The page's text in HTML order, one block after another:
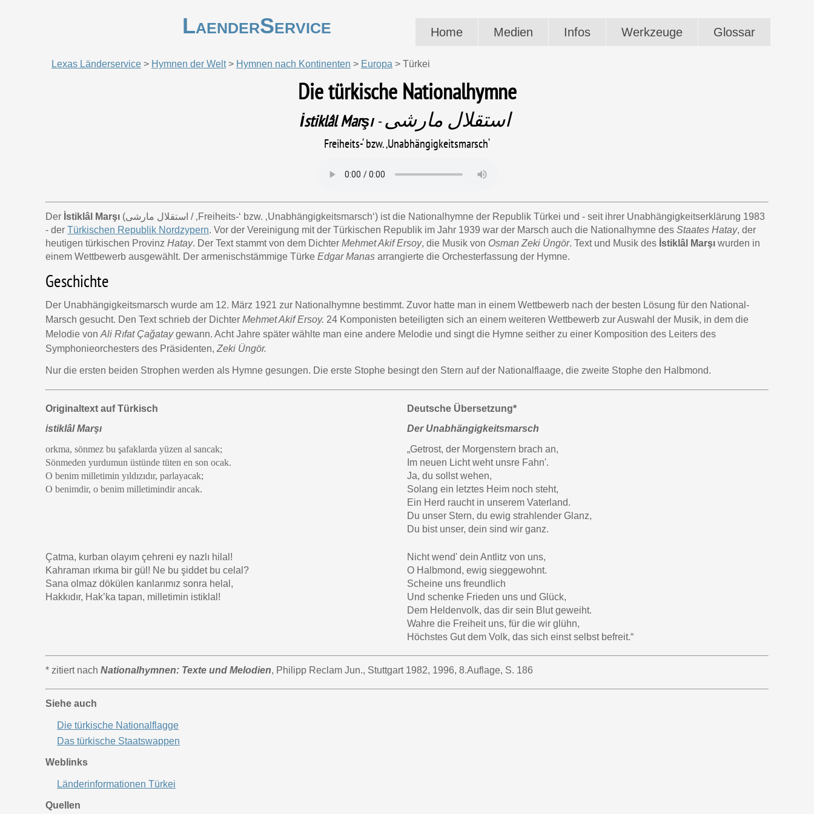
LaenderService Home Medien Infos Werkzeuge Glossar
Lexas Länderservice > Hymnen der Welt> Hymnen nach Kontinenten > Europa > Türkei
Die türkische Nationalhymne
İstiklâl Marşı استقلال مارشی‎
Freiheits-‘ bzw. ‚Unabhängigkeitsmarsch‘
Der İstiklâl Marşı استقلال مارشی ‎ / ‚Freiheits-‘ bzw. ‚Unabhängigkeitsmarsch‘) ist die Nationalhymne der Republik Türkei und - seit ihrer Unabhängigkeitserklärung 1983
- der Türkischen Republik Nordzypern. Vor der Vereinigung mit der Türkischen Republik im Jahr 1939 war der Marsch auch die Nationalhymne des Staates Hatay, der
heutigen türkischen Provinz Hatay. Der Text stammt von dem Dichter Mehmet Akif Ersoy, die Musik von Osman Zeki Üngör. Text und Musik des İstiklâl Marşı wurden in
einem Wettbewerb ausgewählt. Der armenischstämmige Türke Edgar Manas arrangierte die Orchesterfassung der Hymne.
Geschichte
Der Unabhängigkeitsmarsch wurde am 12. März 1921 zur Nationalhymne bestimmt. Zuvor hatte man in einem Wettbewerb nach der besten Lösung für den National-
Marsch gesucht. Den Text schrieb der Dichter Mehmet Akif Ersoy. 24 Komponisten beteiligten sich an einem weiteren Wettbewerb zur Auswahl der Musik, in dem die
Melodie von Ali Rıfat Çağataygewann. Acht Jahre später wählte man eine andere Melodie und singt die Hymne seither zu einer Komposition des Leiters des
Symphonieorchesters des Präsidenten, Zeki Üngör.
Nur die ersten beiden Strophen werden als Hymne gesungen. Die erste Stophe besingt den Stern auf der Nationalflaage, die zweite Stophe den Halbmond.
Originaltext auf Türkisch
İstiklâl Marşı
orkma, sönmez bu şafaklarda yüzen al sancak;
Sönmeden yurdumun üstünde tüten en son ocak.
O benim milletimin yıldızıdır, parlayacak;
O benimdir, o benim milletimindir ancak.
Deutsche Übersetzung*
Der Unabhängigkeitsmarsch
„Getrost, der Morgenstern brach an,
Im neuen Licht weht unsre Fahn'.
Ja, du sollst wehen,
Solang ein letztes Heim noch steht,
Ein Herd raucht in unserem Vaterland.
Du unser Stern, du ewig strahlender Glanz,
Du bist unser, dein sind wir ganz.
Çatma, kurban olayım çehreni ey nazlı hilal!
Kahraman ırkıma bir gül! Ne bu şiddet bu celal?
Sana olmaz dökülen kanlarımız sonra helal,
Hakkıdır, Hak’ka tapan, milletimin istiklal!
Nicht wend' dein Antlitz von uns,
O Halbmond, ewig sieggewohnt.
Scheine uns freundlich
Und schenke Frieden uns und Glück,
Dem Heldenvolk, das dir sein Blut geweiht.
Wahre die Freiheit uns, für die wir glühn,
Höchstes Gut dem Volk, das sich einst selbst befreit.“
* zitiert nach Nationalhymnen: Texte und Melodien, Philipp Reclam Jun., Stuttgart 1982, 1996, 8.Auflage, S. 186
Siehe auch
Die türkische Nationalflagge
Das türkische Staatswappen
Weblinks
Länderinformationen Türkei
Quellen